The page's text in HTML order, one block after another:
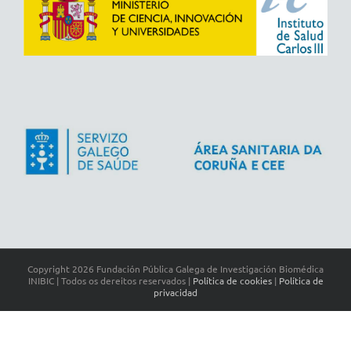
Copyright 2026 Fundación Pública Galega de Investigación Biomédica
INIBIC | Todos os dereitos reservados | Política de cookies| Política de
privacidad